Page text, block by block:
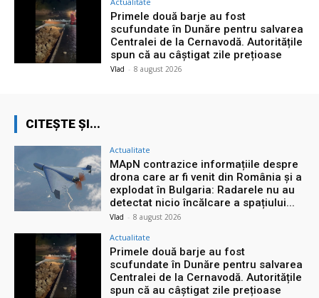
Primele două barje au fost
scufundate în Dunăre pentru salvarea
Centralei de la Cernavodă. Autoritățile
spun că au câștigat zile prețioase
Vlad - 8 august 2026
CITEȘTE ȘI...
Actualitate
MApN contrazice informațiile despre
drona care ar fi venit din România și a
explodat în Bulgaria: Radarele nu au
detectat nicio încălcare a spațiului...
Vlad - 8 august 2026
Actualitate
Primele două barje au fost
scufundate în Dunăre pentru salvarea
Centralei de la Cernavodă. Autoritățile
spun că au câștigat zile prețioase